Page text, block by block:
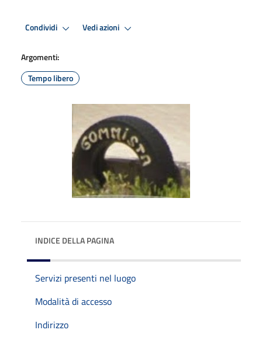
Condividi Vedi azioni
Argomenti:
Tempo libero
INDICE DELLA PAGINA
Servizi presenti nel luogo
Modalità di accesso
Indirizzo